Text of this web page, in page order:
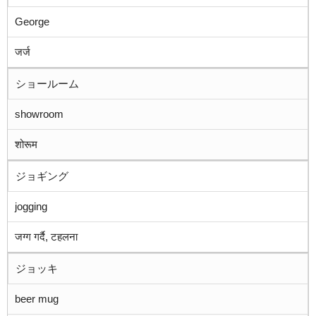
George
जर्ज
ショールーム
showroom
शोरूम
ジョギング
jogging
जग्ग गर्दै, टहलना
ジョッキ
beer mug